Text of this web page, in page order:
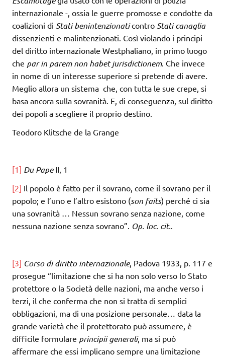
internazionale -, ossia le guerre promosse e condotte da
coalizioni di Stati benintenzionaticontro Stati canaglia
dissenzienti e malintenzionati. Così violando i principi
del diritto internazionale Westphaliano, in primo luogo
che par in parem non habet jurisdictionem. Che invece
in nome di un interesse superiore si pretende di avere.
Meglio allora un sistema che, con tutta le sue crepe, si
basa ancora sulla sovranità. E, di conseguenza, sul diritto
dei popoli a scegliere il proprio destino.
Teodoro Klitsche de la Grange
[1] Du PapeII, 1
[2] Il popolo è fatto per il sovrano, come il sovrano per il
popolo; e l’uno e l’altro esistono (son faits) perché ci sia
una sovranità … Nessun sovrano senza nazione, come
nessuna nazione senza sovrano”. Op. loc. cit..
[3] Corso di diritto internazionale, Padova 1933, p. 117 e
prosegue “limitazione che si ha non solo verso lo Stato
protettore o la Società delle nazioni, ma anche verso i
terzi, il che conferma che non si tratta di semplici
obbligazioni, ma di una posizione personale… data la
grande varietà che il protettorato può assumere, è
difficile formulare principii generali, ma si può
affermare che essi implicano sempre una limitazione